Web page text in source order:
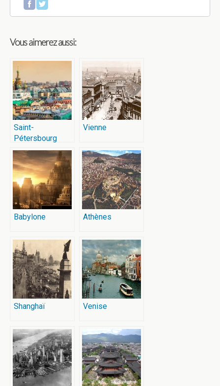
Vous aimerez aussi:
Saint-
Pétersbourg
Vienne
Babylone Athènes
Shanghaï Venise